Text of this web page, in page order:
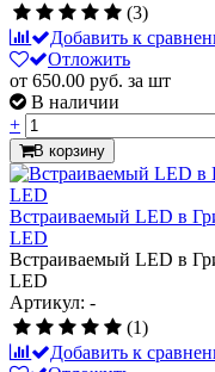
(3)
Добавить к
Отложить
от 650.00 руб. за шт
В наличии
+
В корзину
Встраиваемый LED в
LED
Встраиваемый LED в
LED
Артикул: -
(1)
Добавить к